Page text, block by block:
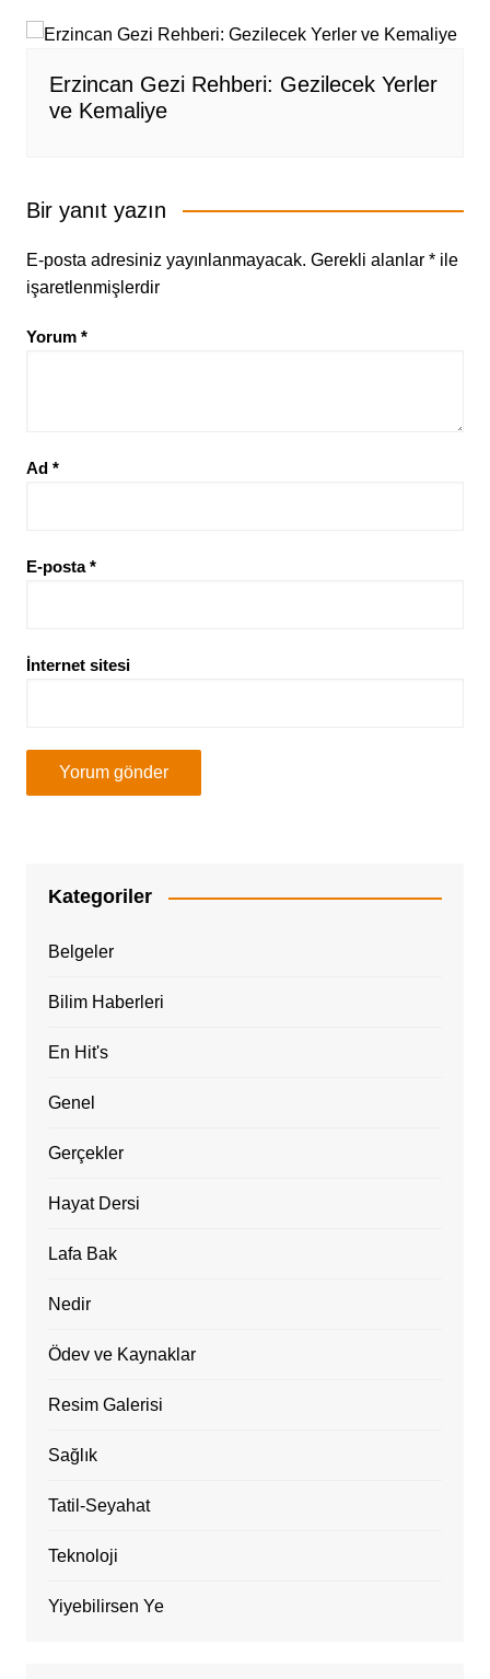
Erzincan Gezi Rehberi: Gezilecek Yerler
ve Kemaliye
Bir yanıt yazın
E-posta adresiniz yayınlanmayacak. Gerekli alanlar *ile
işaretlenmişlerdir
Yorum *
Ad *
E-posta*
İnternet sitesi
Kategoriler
Belgeler
Bilim Haberleri
En Hit's
Genel
Gerçekler
Hayat Dersi
Lafa Bak
Nedir
Ödev ve Kaynaklar
Resim Galerisi
Sağlık
Tatil-Seyahat
Teknoloji
Yiyebilirsen Ye